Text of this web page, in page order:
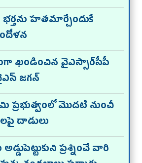
హతమార్చేందుకే
ఖండించిన వైఎస్సార్‌సీపీ
జగన్‌
ప్రభుత్వంలో మొదటి నుంచీ
దాడులు
ప్రశ్నించే వారి